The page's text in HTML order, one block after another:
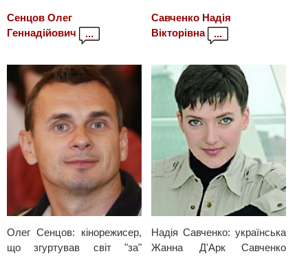
Сенцов Олег
Геннадійович
...
Олег Сенцов: кінорежисер,
що згуртував світ "за"
Савченко Надія
Вікторівна
...
Надія Савченко: українська
Жанна Д'Арк Савченко